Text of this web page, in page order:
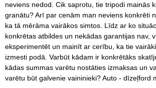
neviens nedod. Cik saprotu, tie tripodi mainās
granātu? Arī par cenām man neviens konkrēti
ka tā mērāma vairākos simtos. Līdz ar ko
konkrētas atbildes un nekādas garantijas nav,
eksperimentēt un mainīt ar cerību, ka tie
izmesti podā. Varbūt kādam ir konkrētāks
kādas summas varētu nostāties izmaksas un
varētu būt galvenie vaininieki? Auto - dīzeļford